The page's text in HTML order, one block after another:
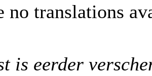
no translations
is eerder